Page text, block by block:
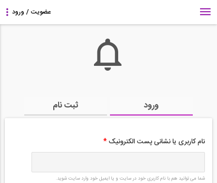
ورود ثبت نام
نام کاربری یا نشانی پست الکترونیک *
شما می توانید هم با نام کاربری خود در سایت و یا ایمیل خود وارد سایت شوید.